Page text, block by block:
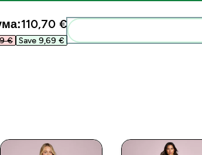
110,70 €‎
€‎ Save 9,69 €‎